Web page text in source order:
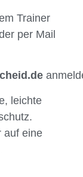
Trainer
per Mail
leichte
auf eine